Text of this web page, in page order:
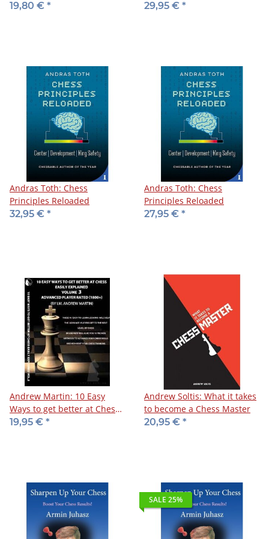
zum Erfolg
19,80 € *
Großmeister
29,95 € *
Andras Toth: Chess
Principles Reloaded
32,95 € *
Andras Toth: Chess
Principles Reloaded
27,95 € *
Andrew Martin: 10 Easy
Ways to get better at Chess
3 - DVD
19,95 € *
Andrew Soltis: What it takes
to become a Chess Master
20,95 € *
SALE 25%